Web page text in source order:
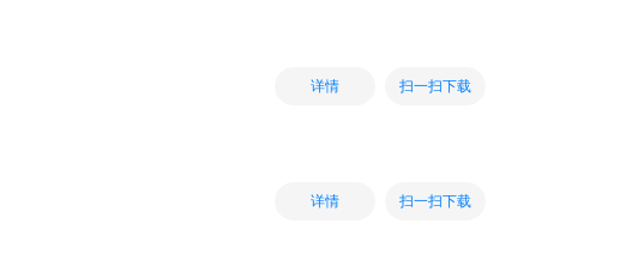
详情 扫一扫下载
详情 扫一扫下载